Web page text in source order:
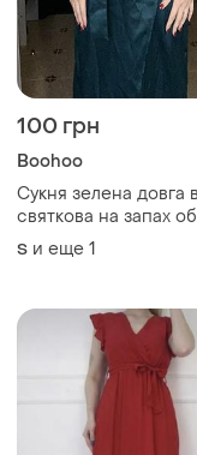
100 грн
Boohoo
Сукня зелена довга
святкова на запах
S и еще 1